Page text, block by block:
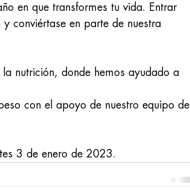
en que transformes tu vida. Entrar
conviértase en parte de nuestra
nutrición, donde hemos ayudado a
con el apoyo de nuestro equipo de
3 de enero de 2023.